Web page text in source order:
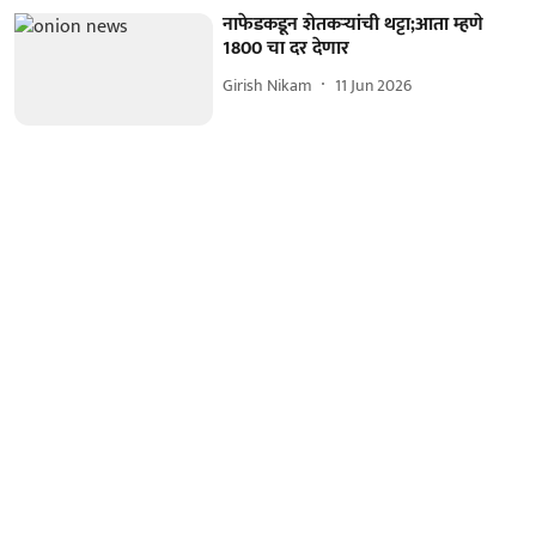
नाफेडकडून शेतकऱ्यांची थट्टा;आता म्हणे
1800 चा दर देणार
Girish Nikam 11 Jun 2026